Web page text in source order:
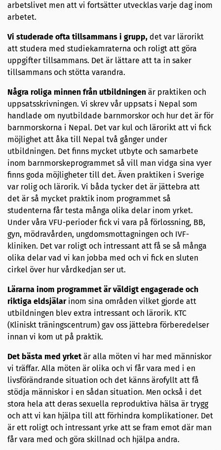
arbetslivet men att vi fortsätter utvecklas varje dag inom
arbetet.
Vi studerade ofta tillsammans i grupp, det var lärorikt
att studera med studiekamraterna och roligt att göra
uppgifter tillsammans. Det är lättare att ta in saker
tillsammans och stötta varandra.
Några roliga minnen från utbildningen är praktiken och
uppsatsskrivningen. Vi skrev vår uppsats i Nepal som
handlade om nyutbildade barnmorskor och hur det är för
barnmorskorna i Nepal. Det var kul och lärorikt att vi fick
möjlighet att åka till Nepal två gånger under
utbildningen. Det finns mycket utbyte och samarbete
inom barnmorskeprogrammet så vill man vidga sina vyer
finns goda möjligheter till det. Även praktiken i Sverige
var rolig och lärorik. Vi båda tycker det är jättebra att
det är så mycket praktik inom programmet så
studenterna får testa många olika delar inom yrket.
Under våra VFU-perioder fick vi vara på förlossning, BB,
gyn, mödravården, ungdomsmottagningen och IVF-
kliniken. Det var roligt och intressant att få se så många
olika delar vad vi kan jobba med och vi fick en sluten
cirkel över hur vårdkedjan ser ut.
Lärarna inom programmet är väldigt engagerade och
riktiga eldsjälarinom sina områden vilket gjorde att
utbildningen blev extra intressant och lärorik. KTC
(Kliniskt träningscentrum) gav oss jättebra förberedelser
innan vi kom ut på praktik.
Det bästa med yrketär alla möten vi har med människor
vi träffar. Alla möten är olika och vi får vara med i en
livsförändrande situation och det känns ärofyllt att få
stödja människor i en sådan situation. Men också i det
stora hela att deras sexuella reproduktiva hälsa är trygg
och att vi kan hjälpa till att förhindra komplikationer. Det
är ett roligt och intressant yrke att se fram emot där man
får vara med och göra skillnad och hjälpa andra.